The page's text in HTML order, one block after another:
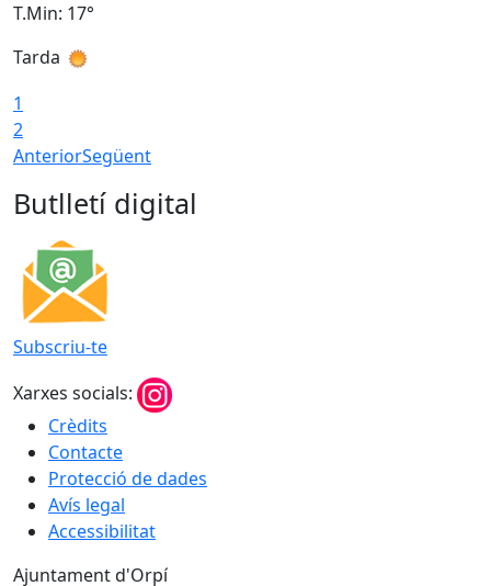
T.Min: 17°
Tarda
1
2
AnteriorSegüent
Butlletí digital
Subscriu-te
Xarxes socials:
Crèdits
Contacte
Protecció de dades
Avís legal
Accessibilitat
Ajuntament d'Orpí